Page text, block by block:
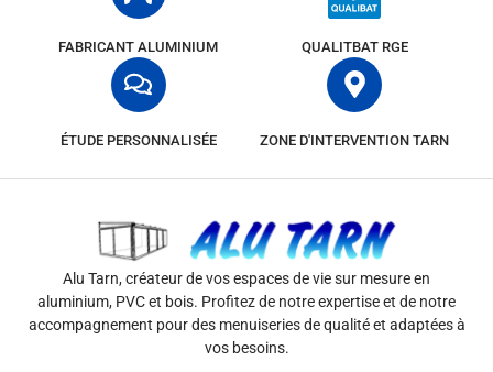
FABRICANT ALUMINIUM QUALITBAT RGE
ÉTUDE PERSONNALISÉE ZONE D'INTERVENTION TARN
Alu Tarn, créateur de vos espaces de vie sur mesure en
aluminium, PVC et bois. Profitez de notre expertise et de notre
accompagnement pour des menuiseries de qualité et adaptées à
vos besoins.